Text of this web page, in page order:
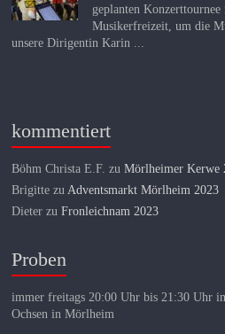
geplanten
Musikerfreizeit, um die
unsere Dirigentin Karin ...
kommentiert
Böhm Christa E.F. zuMörlheimer Kerwe
Brigitte zu Adventsmarkt Mörlheim 2023
Dieter zuFronleichnam 2023
Proben
immer freitags 20:00 Uhr bis 21:30 Uhr
Ochsen in Mörlheim